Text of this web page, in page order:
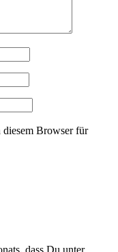
Browser für
dass Du unter